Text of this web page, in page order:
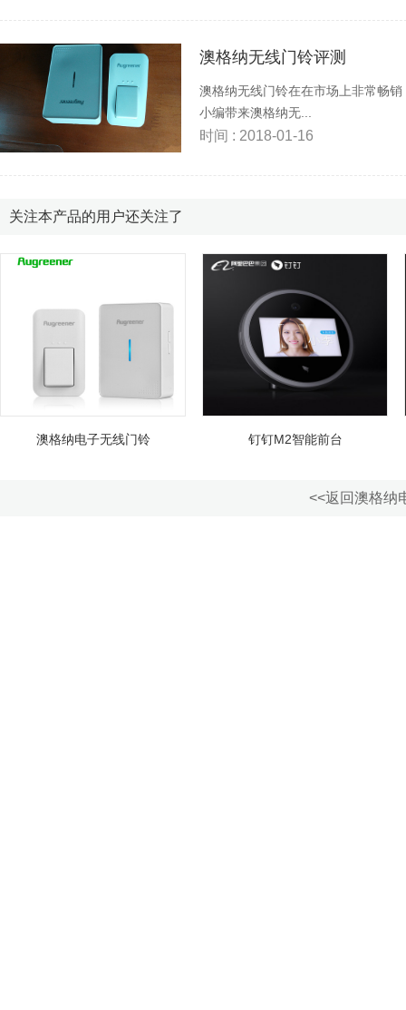
澳格纳无线门铃评测
澳格纳无线门铃在在市场上非常畅
小编带来澳格纳无...
时间 : 2018-01-16
关注本产品的用户还关注了
澳格纳电子无线门铃 钉钉M2智能前台
<<返回澳格纳